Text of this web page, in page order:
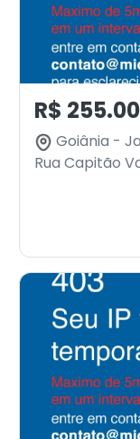
R$
Goiânia -
Rua Capitão